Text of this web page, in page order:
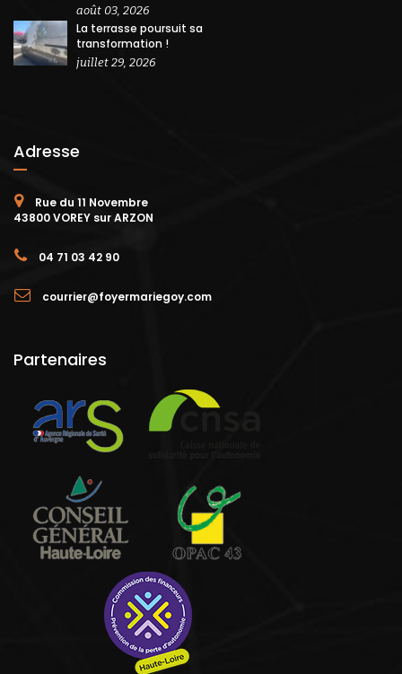
août 03, 2026
La terrasse poursuit sa
transformation !
juillet 29, 2026
Adresse
Rue du 11 Novembre
43800 VOREY sur ARZON
04 71 03 42 90
courrier@foyermariegoy.com
Partenaires